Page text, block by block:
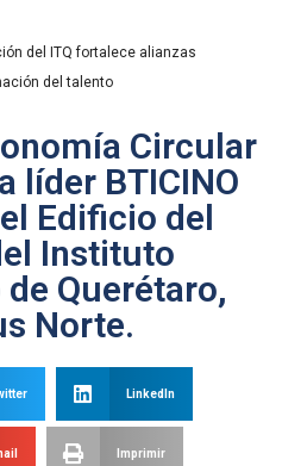
culminan una etapa
Circular
líder BTICINO
Edificio del
Instituto
Querétaro,
Norte.
LinkedIn
Imprimir